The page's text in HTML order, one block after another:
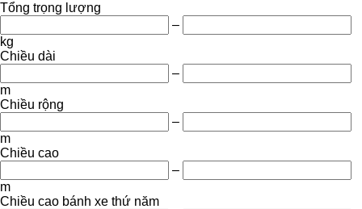
Tổng trọng lượng
–
kg
Chiều dài
–
m
Chiều rộng
–
m
Chiều cao
–
m
Chiều cao bánh xe thứ năm